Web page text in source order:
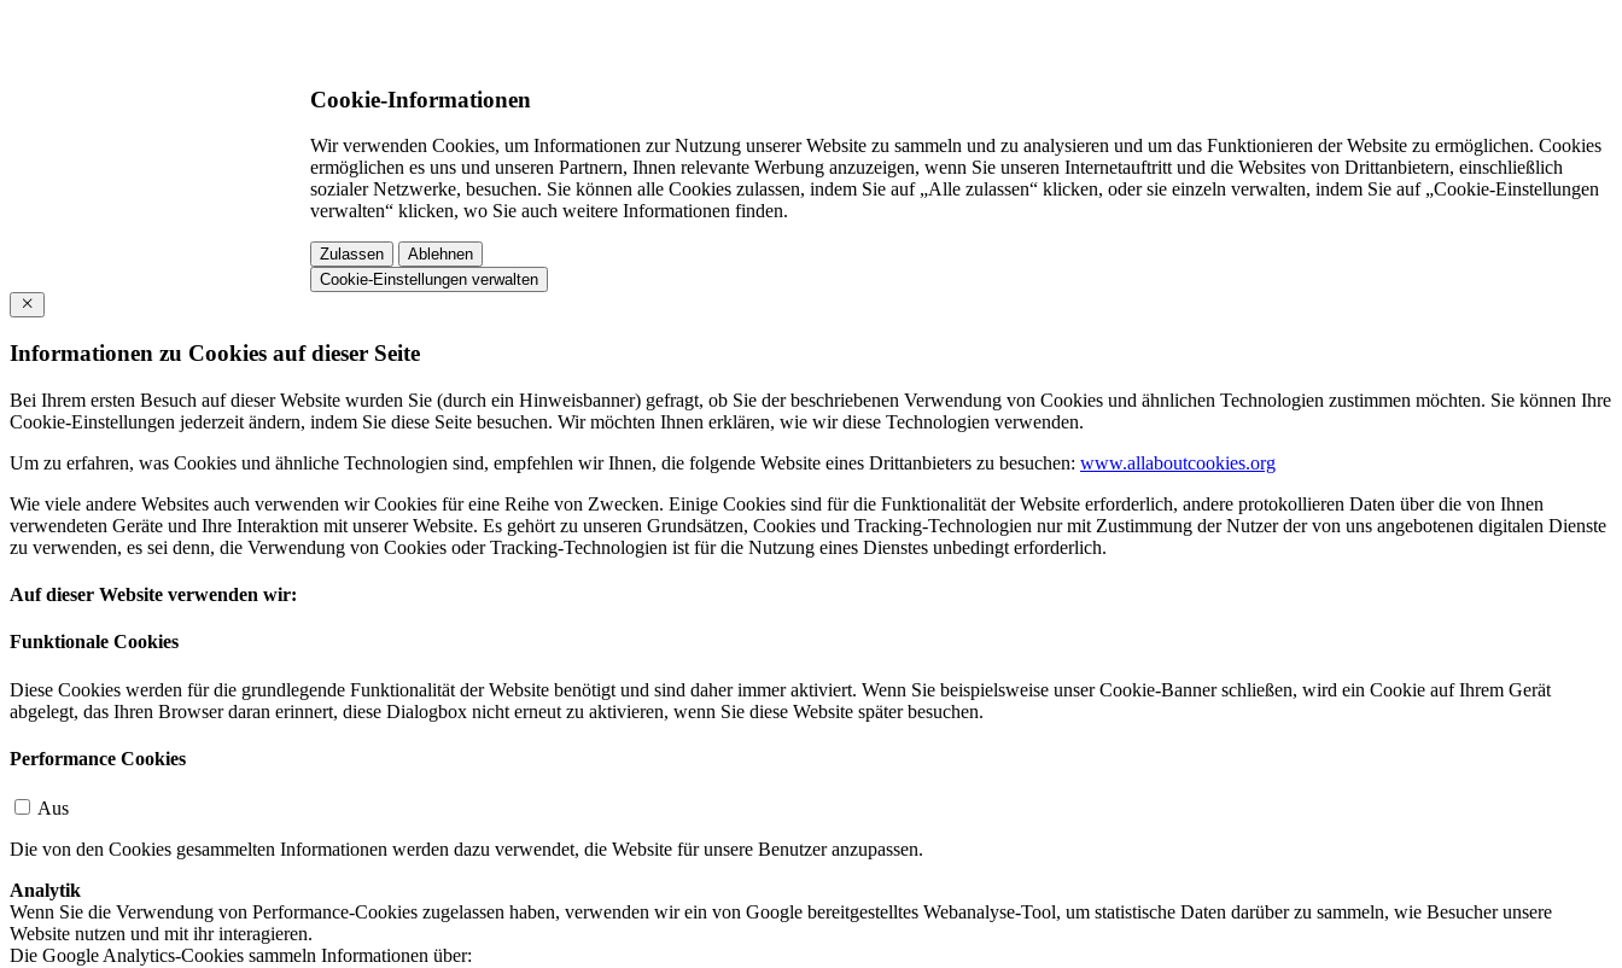
Cookie-Informationen
Wir verwenden Cookies, um Informationen zur Nutzung unserer Website zu sammeln und zu analysieren und um das Funktionieren der Website zu ermöglichen. Cookies
ermöglichen es uns und unseren Partnern, Ihnen relevante Werbung anzuzeigen, wenn Sie unseren Internetauftritt und die Websites von Drittanbietern, einschließlich
sozialer Netzwerke, besuchen. Sie können alle Cookies zulassen, indem Sie auf „Alle zulassen“ klicken, oder sie einzeln verwalten, indem Sie auf „Cookie-Einstellungen
verwalten“ klicken, wo Sie auch weitere Informationen finden.
Zulassen
Ablehnen
Cookie-Einstellungen verwalten
Informationen zu Cookies auf dieser Seite
Bei Ihrem ersten Besuch auf dieser Website wurden Sie (durch ein Hinweisbanner) gefragt, ob Sie der beschriebenen Verwendung von Cookies und ähnlichen Technologien zustimmen möchten. Sie können Ihre
Cookie-Einstellungen jederzeit ändern, indem Sie diese Seite besuchen. Wir möchten Ihnen erklären, wie wir diese Technologien verwenden.
Um zu erfahren, was Cookies und ähnliche Technologien sind, empfehlen wir Ihnen, die folgende Website eines Drittanbieters zu besuchen: www.allaboutcookies.org
Wie viele andere Websites auch verwenden wir Cookies für eine Reihe von Zwecken. Einige Cookies sind für die Funktionalität der Website erforderlich, andere protokollieren Daten über die von Ihnen
verwendeten Geräte und Ihre Interaktion mit unserer Website. Es gehört zu unseren Grundsätzen, Cookies und Tracking-Technologien nur mit Zustimmung der Nutzer der von uns angebotenen digitalen Dienste
zu verwenden, es sei denn, die Verwendung von Cookies oder Tracking-Technologien ist für die Nutzung eines Dienstes unbedingt erforderlich.
Auf dieser Website verwenden wir:
Funktionale Cookies
Diese Cookies werden für die grundlegende Funktionalität der Website benötigt und sind daher immer aktiviert. Wenn Sie beispielsweise unser Cookie-Banner schließen, wird ein Cookie auf Ihrem Gerät
abgelegt, das Ihren Browser daran erinnert, diese Dialogbox nicht erneut zu aktivieren, wenn Sie diese Website später besuchen.
Performance Cookies
Aus
Die von den Cookies gesammelten Informationen werden dazu verwendet, die Website für unsere Benutzer anzupassen.
Analytik
Wenn Sie die Verwendung von Performance-Cookies zugelassen haben, verwenden wir ein von Google bereitgestelltes Webanalyse-Tool, um statistische Daten darüber zu sammeln, wie Besucher unsere
Website nutzen und mit ihr interagieren.
Die Google Analytics-Cookies sammeln Informationen über: